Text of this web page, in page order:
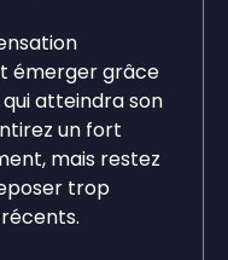
émerger grâce
atteindra son
un fort
mais restez
trop